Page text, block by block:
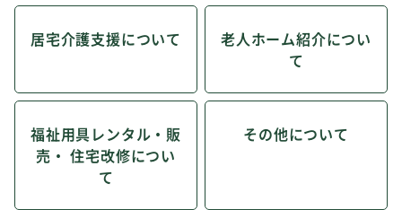
居宅介護支援について
老人ホーム紹介につい
て
福祉用具レンタル・販
売・ 住宅改修につい
て
その他について